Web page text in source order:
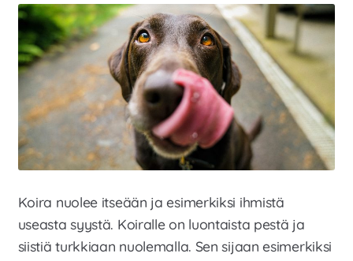
Etusivu
Kenelle
valikko
Ominaisuudet
tason
valikko
Artikkelit
Hinnoittelu
Meistä
tason
Kauppa
Koira nuolee itseään ja esimerkiksi ihmistä
useasta syystä. Koiralle on luontaista pestä ja
siistiä turkkiaan nuolemalla. Sen sijaan esimerkiksi